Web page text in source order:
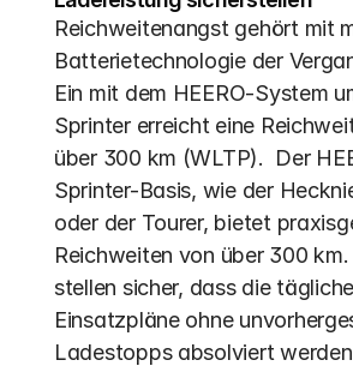
Reichweitenangst gehört mit
Batterietechnologie der
Ein mit dem HEERO-System
Sprinter erreicht eine
über 300 km (WLTP).  Der
Sprinter-Basis, wie der
oder der Tourer, bietet
Reichweiten von über 300
stellen sicher, dass die
Einsatzpläne ohne
Ladestopps absolviert